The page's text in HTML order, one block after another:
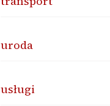
uroda
usługi